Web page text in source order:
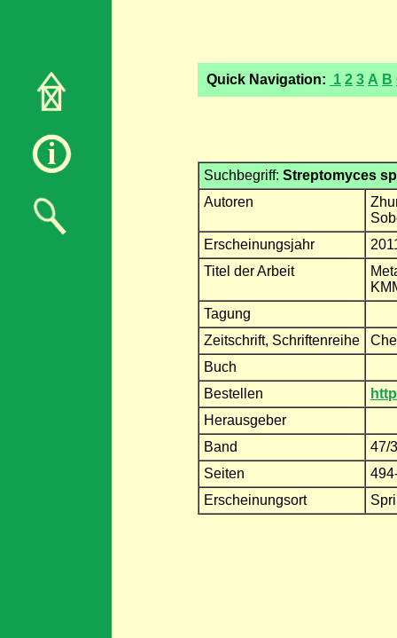
Quick Navigation: 1 2 3 A B
Suchbegriff: Streptomyces
Autoren
Erscheinungsjahr
Titel der Arbeit
Tagung
Zeitschrift, Schriftenreihe
Buch
Bestellen
Herausgeber
Band
47/
Seiten
Erscheinungsort